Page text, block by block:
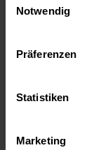
eingesetzt
Es steht Ihnen
Cookies zu
oder durch
widerrufen.
Notwendig
Präferenzen
Statistiken
Marketing
Jonhatan